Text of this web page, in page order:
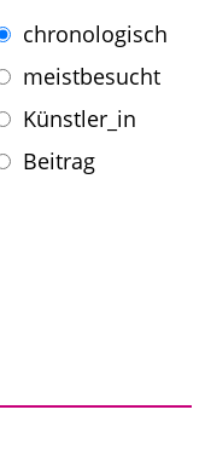
chronologisch
meistbesucht
Künstler_in
Beitrag